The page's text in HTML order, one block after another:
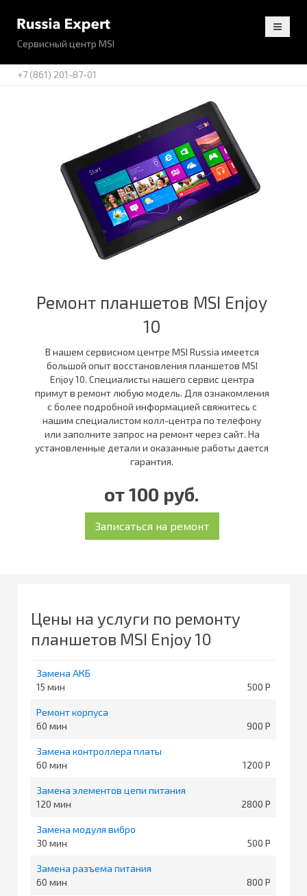
Сервисный центр MSI
+7 (861) 201-87-01
Ремонт планшетов MSI Enjoy
10
В нашем сервисном центре MSI Russia имеется
большой опыт восстановления планшетов MSI
Enjoy 10. Специалисты нашего сервис центра
примут в ремонт любую модель. Для ознакомления
с более подробной информацией свяжитесь с
нашим специалистом колл-центра по телефону
или заполните запрос на ремонт через сайт. На
установленные детали и оказанные работы дается
гарантия.
от 100 руб.
Цены на услуги по ремонту
планшетов MSI Enjoy 10
Замена АКБ
15
500
Ремонт корпуса
60
900
Замена контроллера платы
60
1200
Замена элементов цепи питания
120
2800
Замена модуля вибро
30
500
Замена разъема питания
60
800